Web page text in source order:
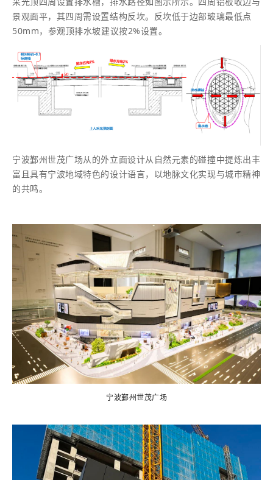
景观面平，其四周需设置结构反坎。反坎低于边部玻璃最低点
50mm，参观顶排水坡建议按2%设置。
宁波鄞州世茂广场从的外立面设计从自然元素的碰撞中提炼出丰
富且具有宁波地域特色的设计语言，以地脉文化实现与城市精神
的共鸣。
宁波鄞州世茂广场